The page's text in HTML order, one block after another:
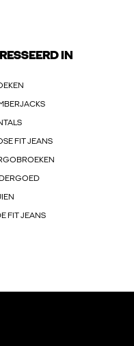
IN
FIT JEANS
FIT JEANS